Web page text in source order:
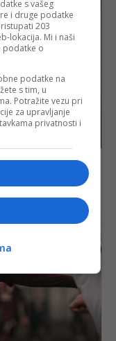
juni u historiji,
toplotne
s vašeg
i druge podatke
203
lokacija. Mi i naši
podatke o
podatke na
s tim, u
Potražite vezu pri
za upravljanje
privatnosti i